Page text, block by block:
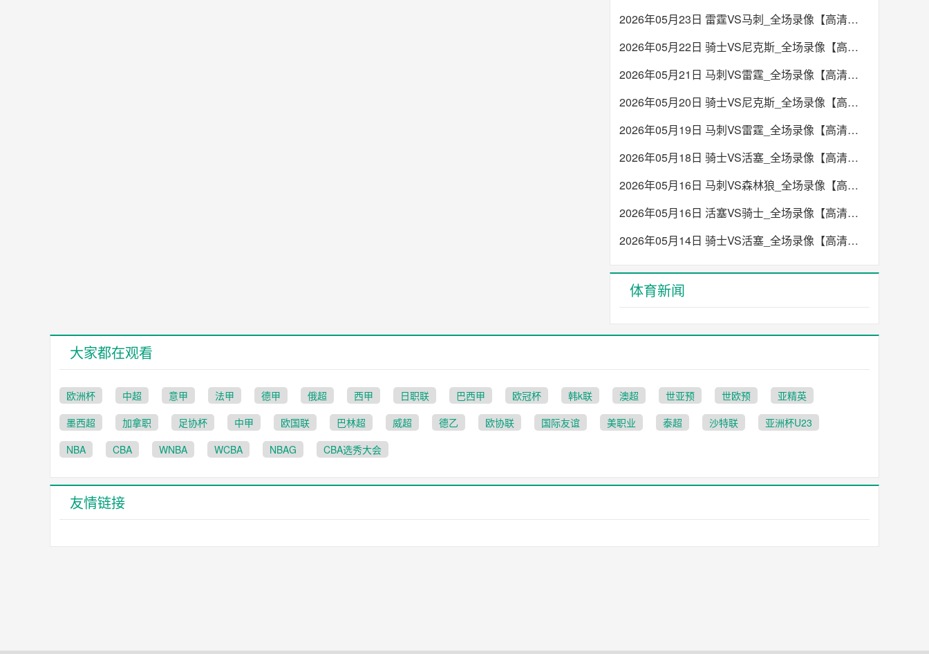
2026年05月23日 雷霆VS马刺_全场录像【高清回放】
2026年05月22日 骑士VS尼克斯_全场录像【高清回放】
2026年05月21日 马刺VS雷霆_全场录像【高清回放】
2026年05月20日 骑士VS尼克斯_全场录像【高清回放】
2026年05月19日 马刺VS雷霆_全场录像【高清回放】
2026年05月18日 骑士VS活塞_全场录像【高清回放】
2026年05月16日 马刺VS森林狼_全场录像【高清回放】
2026年05月16日 活塞VS骑士_全场录像【高清回放】
2026年05月14日 骑士VS活塞_全场录像【高清回放】
体育新闻
大家都在观看
欧洲杯 中超 意甲 法甲 德甲 俄超 西甲 日职联 巴西甲 欧冠杯 韩k联 澳超 世亚预 世欧预
亚精英
墨西超
加拿职 足协杯 中甲 欧国联 巴林超 威超 德乙 欧协联 国际友谊 美职业 泰超 沙特联
亚洲杯U23
NBA
CBA WNBA WCBA NBAG CBA选秀大会
友情链接